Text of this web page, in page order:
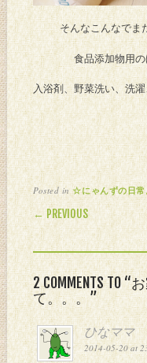
そんなこんなでま
食品添加物用
入浴剤、野菜洗い、洗
Posted in☆にゃんずの日常
POST
← PREVIOUS
2 COMMENTS TO
て。。。”
ひなママ
2014-05-20 at